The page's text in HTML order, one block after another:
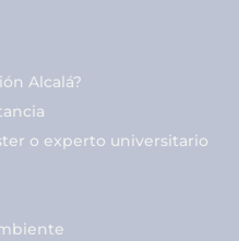
Alcalá?
o experto universitario